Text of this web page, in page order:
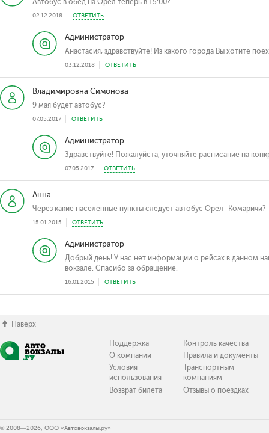
Автобус в обед на Орел теперь в 15:00?
02.12.2018 ОТВЕТИТЬ
Администратор
Анастасия, здравствуйте! Из какого города Вы хотите
03.12.2018 ОТВЕТИТЬ
Владимировна Симонова
9 мая будет автобус?
07.05.2017 ОТВЕТИТЬ
Администратор
Здравствуйте! Пожалуйста, уточняйте расписание на
07.05.2017 ОТВЕТИТЬ
Анна
Через какие населенные пункты следует автобус Орел- Комаричи?
15.01.2015 ОТВЕТИТЬ
Администратор
Добрый день! У нас нет информации о рейсах в данном
вокзале. Спасибо за обращение.
16.01.2015 ОТВЕТИТЬ
Наверх
Поддержка
О компании
Условия
использования
Возврат билета
Контроль качества
Правила и документы
Транспортным
компаниям
Отзывы о поездках
© 2008—2026, ООО «Автовокзалы.ру»